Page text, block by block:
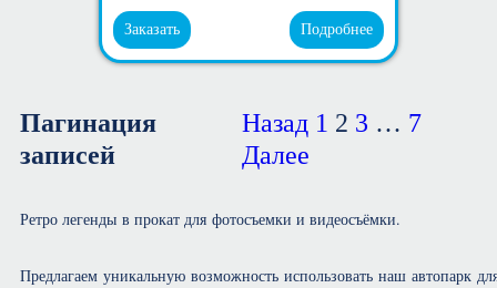
Заказать Подробнее
Пагинация
записей
Назад 1 2 3 … 7
Далее
Ретро легенды в прокат для фотосъемки и видеосъёмки.
Предлагаем уникальную возможность использовать наш автопарк